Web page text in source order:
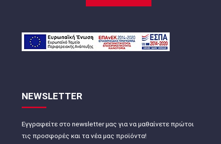
NEWSLETTER
Εγγραφείτε στο newsletter μας για να μαθαίνετε πρώτοι
τις προσφορές και τα νέα μας προϊόντα!